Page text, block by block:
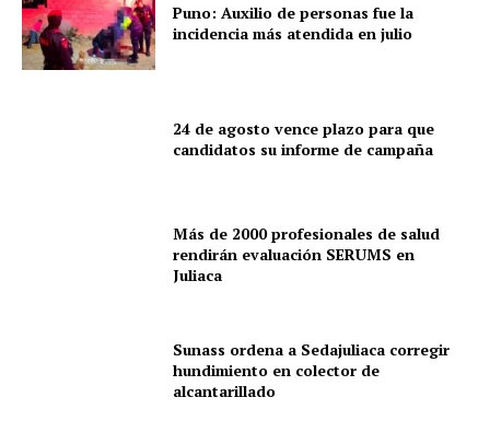
Puno: Auxilio de personas fue la
incidencia más atendida en julio
24 de agosto vence plazo para que
candidatos su informe de campaña
Más de 2000 profesionales de salud
rendirán evaluación SERUMS en
Juliaca
Sunass ordena a Sedajuliaca corregir
hundimiento en colector de
alcantarillado